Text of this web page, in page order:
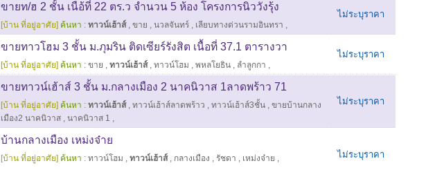
ขายท/ฮ 2 ชั้น เนือ้ที่ 22 ตร.ว จำนวน 5 ห้อง โครงการนิววังรุ้ง
[บ้าน ที่อยู่อาศัย] ค้นหา : ทาวน์เฮ้าส์, ขาย , นวลจันทร์ , เลียบทางด่วนรามอินทรา ,
ไม่ระบุราคา
ขายทาวโฮม 3 ชั้น ม.ภุมริน ติดเซียร์รังสิต เนื้อที่ 37.1 ตารางวา
[บ้าน ที่อยู่อาศัย] ค้นหา : ขาย , ทาวน์เฮ้าส์, ทาวน์โฮม , พหลโยธิน , ลำลูกกา ,
ไม่ระบุราคา
ขายทาวน์เฮ้าส์ 3 ชั้น ม.กลางเมือง 2 นาคนิวาส 1ลาดพร้าว 71
[บ้าน ที่อยู่อาศัย] ค้นหา : ทาวน์เฮ้าส์, ทาวน์เฮ้าส์ลาดพร้าว , ทาวน์เฮ้าส์3ชั้น , ขายบ้านกลาง
เมือง2 นาคนิวาส , นาคนิวาส 1 ,
ไม่ระบุราคา
บ้านกลางเมือง เหม่งจ๋าย
[บ้าน ที่อยู่อาศัย] ค้นหา : ทาวน์โฮม , ทาวน์เฮ้าส์, กลางเมือง , รัชดา , เหม่งจ๋าย , ไม่ระบุราคา